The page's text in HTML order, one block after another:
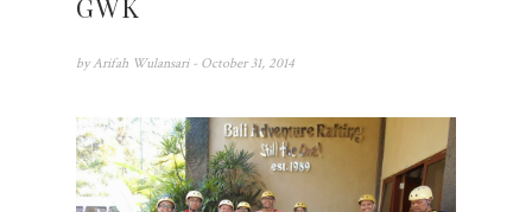
by Arifah Wulansari - October 31, 2014